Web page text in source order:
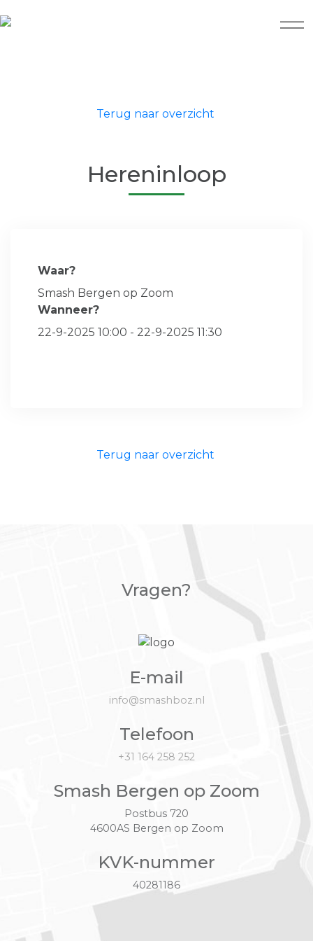
Terug naar overzicht
Hereninloop
Waar?
Smash Bergen op Zoom
Wanneer?
22-9-2025 10:00 - 22-9-2025 11:30
Terug naar overzicht
Vragen?
E-mail
info@smashboz.nl
Telefoon
+31 164 258 252
Smash Bergen op Zoom
Postbus 720
4600AS Bergen op Zoom
KVK-nummer
40281186